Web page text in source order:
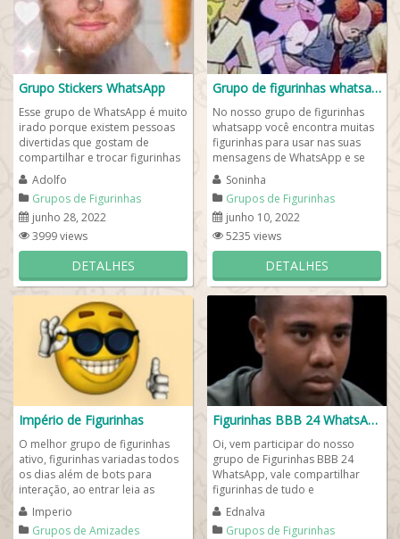
Grupo Stickers WhatsApp
Esse grupo de WhatsApp é muito
irado porque existem pessoas
divertidas que gostam de
compartilhar e trocar figurinhas
e stickers no WhatsApp. Para
entrar no...
Adolfo
Grupos de Figurinhas
junho 28, 2022
3999 views
DETALHES
Grupo de figurinhas whatsapp
No nosso grupo de figurinhas
whatsapp você encontra muitas
figurinhas para usar nas suas
mensagens de WhatsApp e se
divertir muito com os seus
amigos. Além de...
Soninha
Grupos de Figurinhas
junho 10, 2022
5235 views
DETALHES
Império de Figurinhas
O melhor grupo de figurinhas
ativo, figurinhas variadas todos
os dias além de bots para
interação, ao entrar leia as
regras e participe! Sejam bem-
vindos!...
Imperio
Grupos de Amizades
Figurinhas BBB 24 WhatsApp❤️
Oi, vem participar do nosso
grupo de Figurinhas BBB 24
WhatsApp, vale compartilhar
figurinhas de tudo e
principalmente exagere
compartilhando figurinhas dos...
Ednalva
Grupos de Figurinhas